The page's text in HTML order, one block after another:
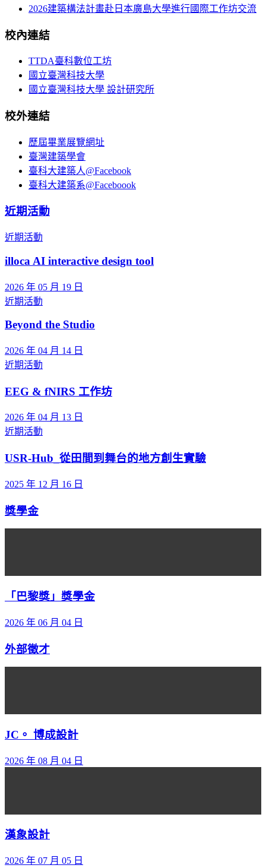
2026建築構法計畫赴日本廣島大學進行國際工作坊交流
校內連結
TTDA臺科數位工坊
國立臺灣科技大學
國立臺灣科技大學 設計研究所
校外連結
歷屆畢業展覽網址
臺灣建築學會
臺科大建築人@Facebook
臺科大建築系@Faceboook
近期活動
近期活動
illoca AI interactive design tool
2026 年 05 月 19 日
近期活動
Beyond the Studio
2026 年 04 月 14 日
近期活動
EEG & fNIRS 工作坊
2026 年 04 月 13 日
近期活動
USR-Hub_從田間到舞台的地方創生實驗
2025 年 12 月 16 日
獎學金
「巴黎獎」獎學金
2026 年 06 月 04 日
外部徵才
JC。 博成設計
2026 年 08 月 04 日
漢象設計
2026 年 07 月 05 日